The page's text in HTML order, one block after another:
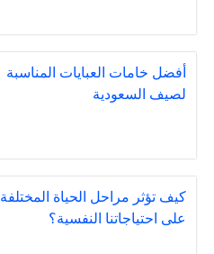
أفضل خامات العبايات المناسبة
لصيف السعودية
كيف تؤثر مراحل الحياة المختلفة
على احتياجاتنا النفسية؟